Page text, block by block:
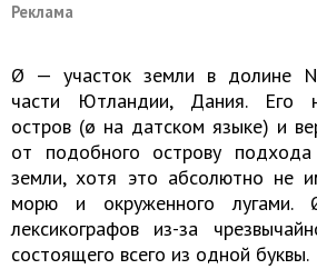
Реклама
Ø — участок земли в долине
части Ютландии, Дания. Его
остров (ø на датском языке) и
от подобного острову
земли, хотя это абсолютно не
морю и окруженного лугами.
лексикографов из-за
состоящего всего из одной буквы.